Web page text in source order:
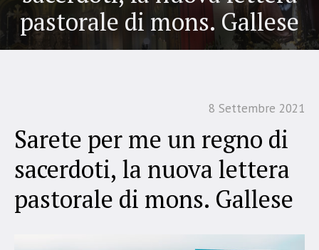
pastorale di mons. Gallese
8 Settembre 2021
Sarete per me un regno di
sacerdoti, la nuova lettera
pastorale di mons. Gallese